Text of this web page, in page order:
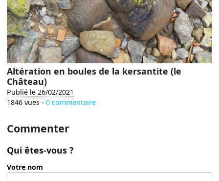
Altération en boules de la kersantite (le
Château)
Publié le 26/02/2021
1846 vues -0 commentaire
Commenter
Qui êtes-vous ?
Votre nom